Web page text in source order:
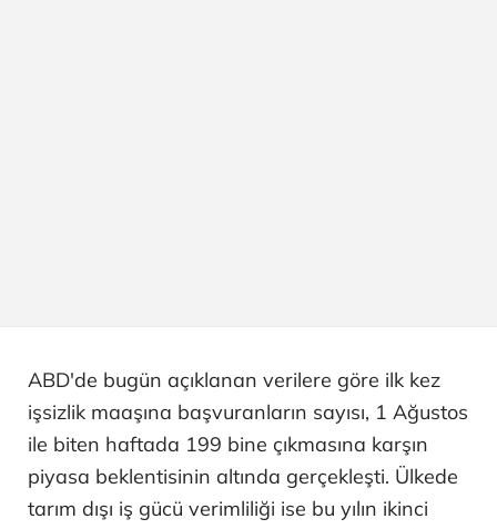
ABD'de bugün açıklanan verilere göre ilk kez
işsizlik maaşına başvuranların sayısı, 1 Ağustos
ile biten haftada 199 bine çıkmasına karşın
piyasa beklentisinin altında gerçekleşti. Ülkede
tarım dışı iş gücü verimliliği ise bu yılın ikinci